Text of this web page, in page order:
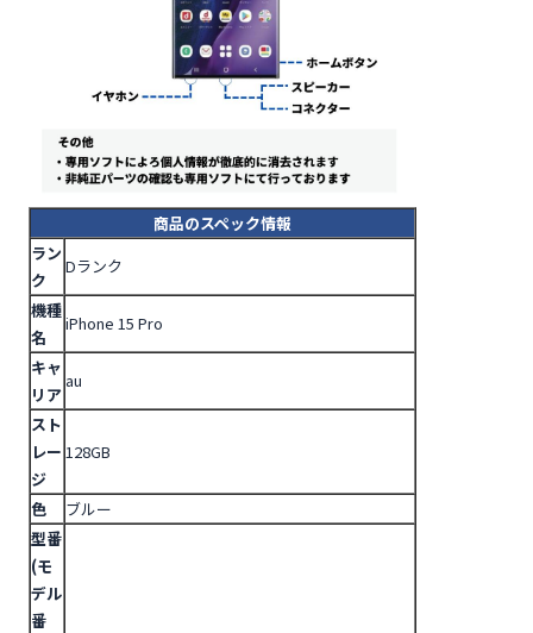
商品のスペック情報
ラン
ク
Dランク
機種
名
iPhone 15 Pro
キャ
リア
au
スト
レー
ジ
128GB
色
ブルー
型番
(モ
デル
番